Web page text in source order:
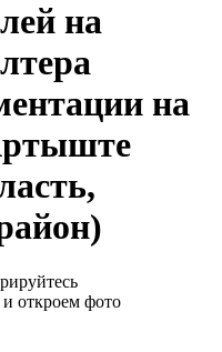
на
на
откроем фото